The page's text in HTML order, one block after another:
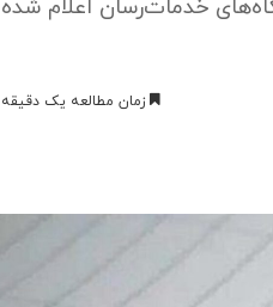
های خدمات رسان اعلام شده
زمان مطالعه یک دقیقه